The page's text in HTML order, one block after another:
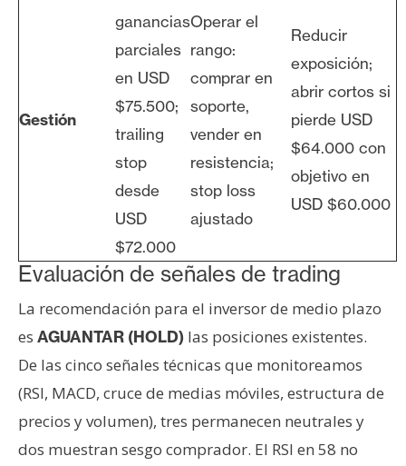
Gestión
ganancias
parciales
en USD
$75.500;
trailing
stop
desde
USD
$72.000
Operar el
rango:
comprar en
soporte,
vender en
resistencia;
stop loss
ajustado
Reducir
exposición;
abrir cortos si
pierde USD
$64.000 con
objetivo en
USD $60.000
Evaluación de señales de trading
La recomendación para el inversor de medio plazo
es AGUANTAR (HOLD) las posiciones existentes.
De las cinco señales técnicas que monitoreamos
(RSI, MACD, cruce de medias móviles, estructura de
precios y volumen), tres permanecen neutrales y
dos muestran sesgo comprador. El RSI en 58 no